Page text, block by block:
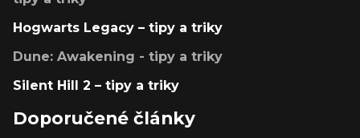
Hogwarts Legacy – tipy a triky
Dune: Awakening - tipy a triky
Silent Hill 2 – tipy a triky
Doporučené články